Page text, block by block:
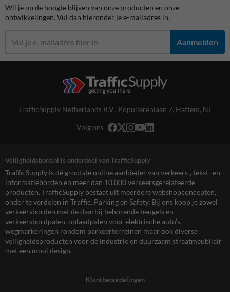
Wil je op de hoogte blijven van onze producten en onze
ontwikkelingen. Vul dan hieronder je e-mailadres in.
Aanmelden
TrafficSupply Netherlands B.V., Populierenlaan 7, Hattem, NL
Volg ons
Veiligheidsbord.nl is onderdeel van TrafficSupply
TrafficSupply is dé grootste online aanbieder van verkeers-, tekst- en
informatieborden en meer dan 10.000 verkeersgerelateerde
producten. TrafficSupply bestaat uit meerdere webshopconcepten,
onder te verdelen in Traffic, Parking en Safety. Bij ons koop je zowel
verkeersborden met de daarbij behorende beugels en
verkeersbordpalen, oplaadpalen voor elektrische auto’s,
wegmarkeringen rondom parkeerterreinen maar ook diverse
veiligheidsproducten voor de industrie en duurzaam straatmeubilair
met een mooi design.
Klantbeoordelingen